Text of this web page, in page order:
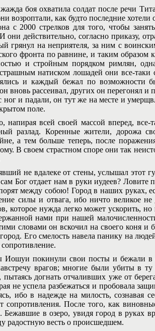
боя охватила солдат после речи
возроптали, как будто последние
с 2000 стрелков для того, чтобы
они действительно, согласно приказу,
грянул на неприятеля, за ним с
фронта по равнине, и таким образом
и стройным порядком римлян,
натиском лошадей они все-
и каждый бежал по возможности
вновь рассеивал, других он перегонял и
ног и падали, он тут же на месте и
поле.
всей своей массой вперед, все-
разлад. Коренные жители, дорожа
а тем больше теперь, после
В своем страстном споре они так
не вдалеке от стены, услышал этот
Бог отдает нам в руки иудеев?
между собою! Город в наших руках,
силы и отвага, ибо ничто великое
которое нужда легко может ускорить,
нами при нашей
словами он вскочил на своего коня и
Его смелость навела панику на
покинули свои посты и бежали в
врагов; многие были убиты в ту
пытаясь догнать отчаливших уже от
не успела разбежаться и пробовала
ибо в надежде на милость, сознавая
сопротивления. После того, как
Бежавшие в озеро, увидя город в руках
радостную весть о происшедшем.